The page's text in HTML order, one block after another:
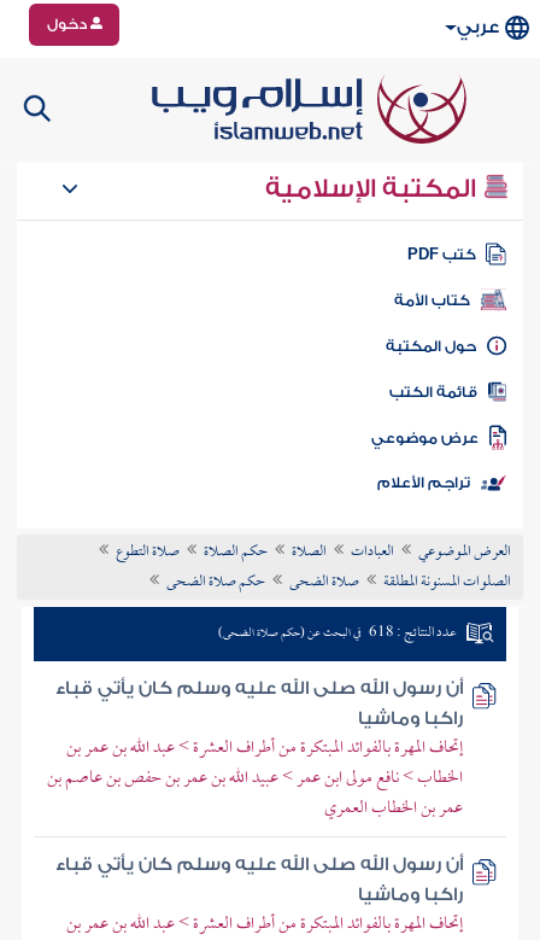
عربي دخول
المكتبة الإسلامية
كتب PDF
كتاب الأمة
المكتبة
الكتب
موضوعي
تراجم الأعلام
العرض الموضوعي العبادات الصلاة حكم الصلاة
صلاة التطوع
الصلوات المسنونة المطلقة
صلاة الضحى حكم صلاة الضحى
عدد النتائج : 618 في البحث عن (حكم صلاة الضحى)
أن رسول الله صلى الله عليه وسلم كان يأتي قباء
راكبا وماشيا
إتحاف المهرة بالفوائد المبتكرة من أطراف العشرة > عبد الله بن عمر بن
الخطاب > نافع مولى ابن عمر > عبيد الله بن عمر بن حفص بن عاصم بن
عمر بن الخطاب العمري
أن رسول الله صلى الله عليه وسلم كان يأتي قباء
راكبا وماشيا
إتحاف المهرة بالفوائد المبتكرة من أطراف العشرة > عبد الله بن عمر بن